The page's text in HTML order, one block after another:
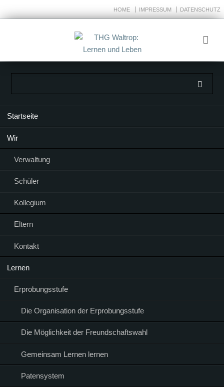
HOME IMPRESSUM DATENSCHUTZ
Startseite
Wir
Verwaltung
Schüler
Kollegium
Eltern
Kontakt
Lernen
Erprobungsstufe
Die Organisation der Erprobungsstufe
Die Möglichkeit der Freundschaftswahl
Gemeinsam Lernen lernen
Patensystem